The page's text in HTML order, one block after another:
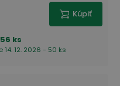
Kúpiť
56 ks
12. 2026 - 50 ks